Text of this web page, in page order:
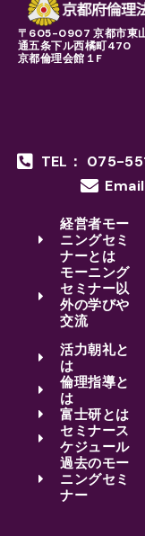
〒605-0907 京都市東
通五条下ル西橘町470
京都倫理会館１F
TEL： 075-
経営者モー
ニングセミ
ナーとは
モーニング
セミナー以
外の学びや
交流
活力朝礼と
は
倫理指導と
は
富士研とは
セミナース
ケジュール
過去のモー
ニングセミ
ナー